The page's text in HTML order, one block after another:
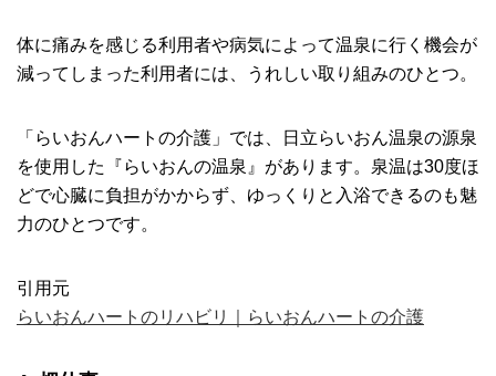
体に痛みを感じる利用者や病気によって温泉に行く機会が
減ってしまった利用者には、うれしい取り組みのひとつ。
「らいおんハートの介護」では、日立らいおん温泉の源泉
を使用した『らいおんの温泉』があります。泉温は30度ほ
どで心臓に負担がかからず、ゆっくりと入浴できるのも魅
力のひとつです。
引用元
らいおんハートのリハビリ｜らいおんハートの介護